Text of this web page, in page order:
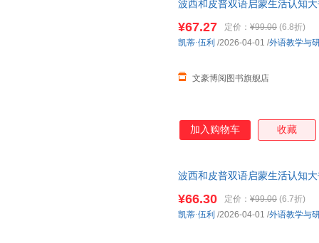
波西和皮普双语启蒙生活认知
¥67.27 定价： ¥99.00 (6.8折)
文豪博阅图书旗舰店
凯蒂·伍利 /2026-04-01 /外语教学与
加入购物车 收藏
波西和皮普双语启蒙生活认知
¥66.30 定价： ¥99.00 (6.7折)
凯蒂·伍利 /2026-04-01 /外语教学与